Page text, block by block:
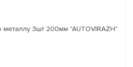
3шт 200мм "AUTOVIRAZH"